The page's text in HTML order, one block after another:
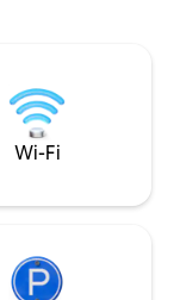
spokoju. W
wygodna pralka i
kuchnia
Wi-Fi